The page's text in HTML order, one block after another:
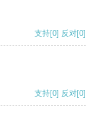
支持[0] 反对[0]
支持[0] 反对[0]